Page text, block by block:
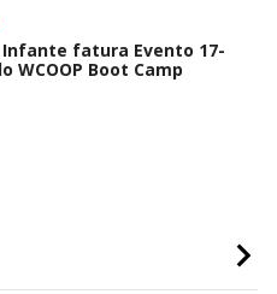
Infante fatura Evento 17-
WCOOP Boot Camp